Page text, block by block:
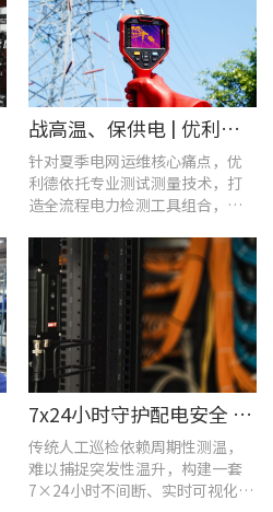
战高温、保供电 | 优利德全系列电力运维检测工具，助力夏季电网运维更高效
针对夏季电网运维核心痛点，优
利德依托专业测试测量技术，打
造全流程电力检测工具组合，覆
测及电能质量分析等核心场景
7x24小时守护配电安全 | 优利德在线式热成像方案在配电系统中的应用实践
传统人工巡检依赖周期性测温，
难以捕捉突发性温升，构建一套
7×24小时不间断、实时可视化的